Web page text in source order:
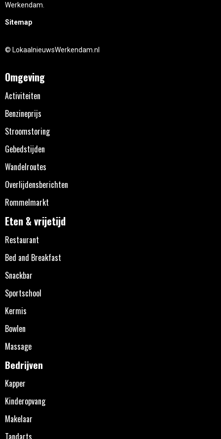
Werkendam.
Sitemap
© LokaalnieuwsWerkendam.nl
Omgeving
Activiteiten
Benzineprijs
Stroomstoring
Gebedstijden
Wandelroutes
Overlijdensberichten
Rommelmarkt
Eten & vrijetijd
Restaurant
Bed and Breakfast
Snackbar
Sportschool
Kermis
Bowlen
Massage
Bedrijven
Kapper
Kinderopvang
Makelaar
Tandarts